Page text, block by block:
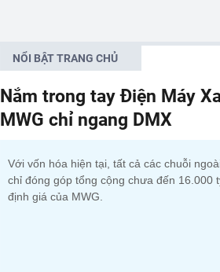
NỔI BẬT TRANG CHỦ
Nắm trong tay Điện Máy
MWG chỉ ngang DMX
Với vốn hóa hiện tại, tất cả các chuỗi
chỉ đóng góp tổng cộng chưa đến 16.000
định giá của MWG.